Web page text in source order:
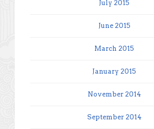
July 2015
June 2015
March 2015
January 2015
November 2014
September 2014